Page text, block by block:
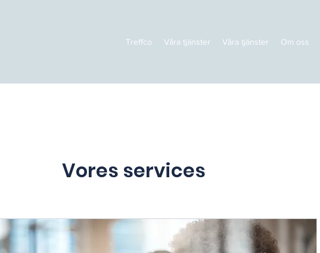
Treffco Våra tjänster Våra tjänster Om oss
Vores services